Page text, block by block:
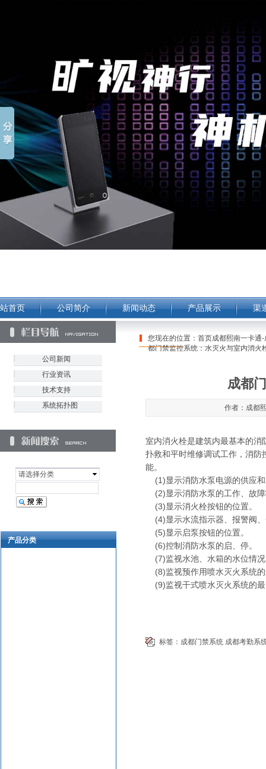
首页 公司简介 新闻动态 产品展示 渠
您现在的位置： 首页成都熙南一卡通
都门禁监控系统：水灭火与室内消火
请选择分类
公司新闻
行业资讯
技术支持
系统拓扑图
成都
作者：成都
室内消火栓是建筑内最基本的
扑救和平时维修调试工作，消
能。
(1)显示消防水泵电源的供应
(2)显示消防水泵的工作、故
(3)显示消火栓按钮的位置。
(4)显示水流指示器、报警阀
(5)显示启泵按钮的位置。
(6)控制消防水泵的启、停。
(7)监视水池、水箱的水位情
(8)监视预作用喷水灭火系统
(9)监视干式喷水灭火系统的
标签： 成都门禁系统 成都考勤系
产品分类